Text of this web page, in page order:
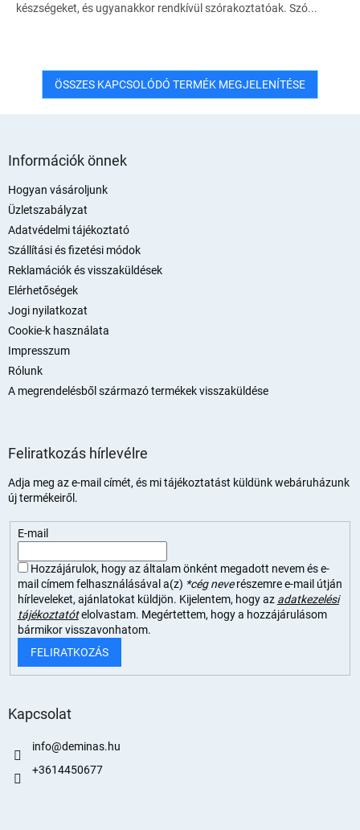
készségeket, és ugyanakkor rendkívül szórakoztatóak. Szó...
ÖSSZES KAPCSOLÓDÓ TERMÉK MEGJELENÍTÉSE
Információk önnek
Hogyan vásároljunk
Üzletszabályzat
Adatvédelmi tájékoztató
Szállítási és fizetési módok
Reklamációk és visszaküldések
Elérhetőségek
Jogi nyilatkozat
Cookie-k használata
Impresszum
Rólunk
A megrendelésből származó termékek visszaküldése
Feliratkozás hírlevélre
Adja meg az e-mail címét, és mi tájékoztatást küldünk webáruházunk
új termékeiről.
E-mail
Hozzájárulok, hogy az általam önként megadott nevem és e-
mail címem felhasználásával a(z) *cég neverészemre e-mail útján
hírleveleket, ajánlatokat küldjön. Kijelentem, hogy az adatkezelési
tájékoztatót elolvastam. Megértettem, hogy a hozzájárulásom
bármikor visszavonhatom.
FELIRATKOZÁS
Kapcsolat
info@deminas.hu
+3614450677